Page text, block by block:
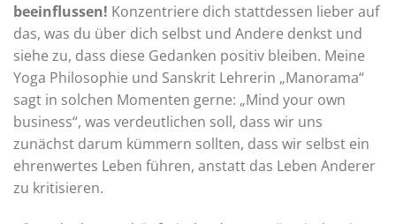
beeinflussen! Konzentriere dich stattdessen lieber auf
das, was du über dich selbst und Andere denkst und
siehe zu, dass diese Gedanken positiv bleiben. Meine
Yoga Philosophie und Sanskrit Lehrerin „Manorama“
sagt in solchen Momenten gerne: „Mind your own
business“, was verdeutlichen soll, dass wir uns
zunächst darum kümmern sollten, dass wir selbst ein
ehrenwertes Leben führen, anstatt das Leben Anderer
zu kritisieren.